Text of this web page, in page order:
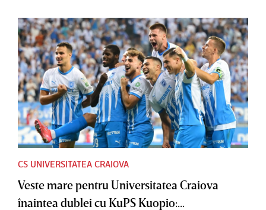
CS UNIVERSITATEA CRAIOVA
Veste mare pentru Universitatea Craiova
înaintea dublei cu KuPS Kuopio:...